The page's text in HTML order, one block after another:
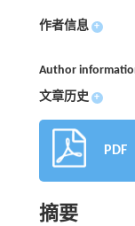
作者信息 +
Author
文章历史 +
PDF
摘要